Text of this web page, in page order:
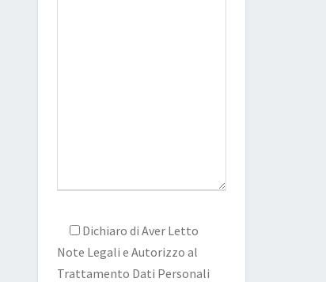
Dichiaro di Aver Letto
Note Legali e Autorizzo al
Trattamento Dati Personali